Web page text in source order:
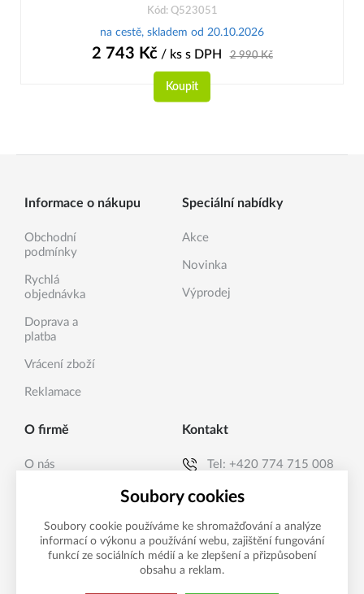
Kód: Q523051
na cestě, skladem od 20.10.2026
2 743 Kč/ ks s DPH 2 990Kč
Koupit
Informace o nákupu
Obchodní
podmínky
Rychlá
objednávka
Doprava a
platba
Vrácení zboží
Reklamace
Speciální nabídky
Akce
Novinka
Výprodej
O firmě
O nás
Kontakt
Tel: +420 774 715 008
E-mail:
Možnosti platby
Soubory cookies
Soubory cookie používáme ke shromažďování a analýze
informací o výkonu a používání webu, zajištění fungování
funkcí ze sociálních médií a ke zlepšení a přizpůsobení
obsahu a reklam.